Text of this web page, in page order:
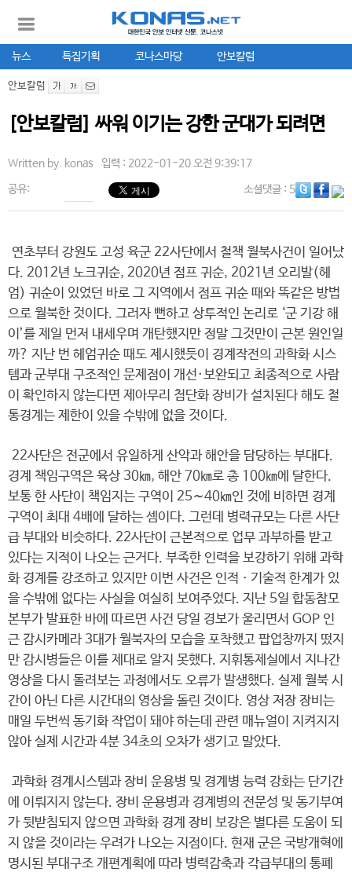
뉴스 특집기획 코나스마당 안보칼럼
안보칼럼
[안보칼럼] 싸워 이기는 강한 군대가 되려면
Written by. konas 입력 : 2022-01-20 오전 9:39:17
공유: 소셜댓글: 5
연초부터 강원도 고성 육군 22사단에서 철책 월북사건이 일어났
다. 2012년 노크귀순, 2020년 점프 귀순, 2021년 오리발(헤
엄) 귀순이 있었던 바로 그 지역에서 점프 귀순 때와 똑같은 방법
으로 월북한 것이다. 그러자 뻔하고 상투적인 논리로 ‘군 기강 해
이’를 제일 먼저 내세우며 개탄했지만 정말 그것만이 근본 원인일
까? 지난 번 헤엄귀순 때도 제시했듯이 경계작전의 과학화 시스
템과 군부대 구조적인 문제점이 개선·보완되고 최종적으로 사람
이 확인하지 않는다면 제아무리 첨단화 장비가 설치된다 해도 철
통경계는 제한이 있을 수밖에 없을 것이다.
22사단은 전군에서 유일하게 산악과 해안을 담당하는 부대다.
경계 책임구역은 육상 30㎞, 해안 70㎞로 총 100㎞에 달한다.
보통 한 사단이 책임지는 구역이 25∼40㎞인 것에 비하면 경계
구역이 최대 4배에 달하는 셈이다. 그런데 병력규모는 다른 사단
급 부대와 비슷하다. 22사단이 근본적으로 업무 과부하를 받고
있다는 지적이 나오는 근거다. 부족한 인력을 보강하기 위해 과학
화 경계를 강조하고 있지만 이번 사건은 인적ㆍ기술적 한계가 있
을 수밖에 없다는 사실을 여실히 보여주었다. 지난 5일 합동참모
본부가 발표한 바에 따르면 사건 당일 경보가 울리면서 GOP 인
근 감시카메라 3대가 월북자의 모습을 포착했고 팝업창까지 떴지
만 감시병들은 이를 제대로 알지 못했다. 지휘통제실에서 지나간
영상을 다시 돌려보는 과정에서도 오류가 발생했다. 실제 월북 시
간이 아닌 다른 시간대의 영상을 돌린 것이다. 영상 저장 장비는
매일 두번씩 동기화 작업이 돼야 하는데 관련 매뉴얼이 지켜지지
않아 실제 시간과 4분 34초의 오차가 생기고 말았다.
과학화 경계시스템과 장비 운용병 및 경계병 능력 강화는 단기간
에 이뤄지지 않는다. 장비 운용병과 경계병의 전문성 및 동기부여
가 뒷받침되지 않으면 과학화 경계 장비 보강은 별다른 도움이 되
지 않을 것이라는 우려가 나오는 지점이다. 현재 군은 국방개혁에
명시된 부대구조 개편계획에 따라 병력감축과 각급부대의 통폐